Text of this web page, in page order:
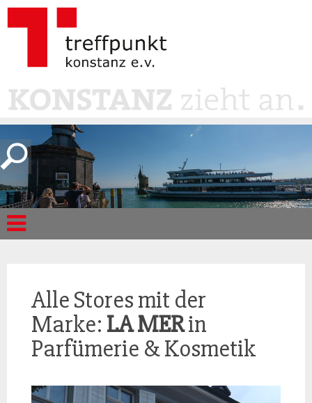
Alle Stores mit der
Marke: LA MERin
Parfümerie & Kosmetik